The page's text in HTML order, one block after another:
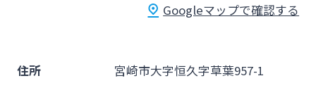
法人・個人事業主のお客さま
株主・投資家の皆さま
Googleマップで確認する
住所 宮崎市大字恒久字草葉957-1